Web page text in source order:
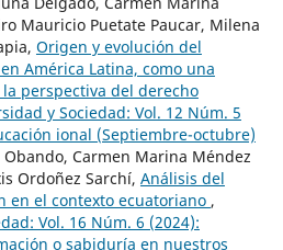
Mauricio Puetate Paucar, Milena
Origen y evolución del
América Latina, como una
perspectiva del derecho
y Sociedad: Vol. 12 Núm. 5
ional (Septiembre-octubre)
Carmen Marina Méndez
Ordoñez Sarchí, Análisis del
en el contexto ecuatoriano ,
Vol. 16 Núm. 6 (2024):
o sabiduría en nuestros